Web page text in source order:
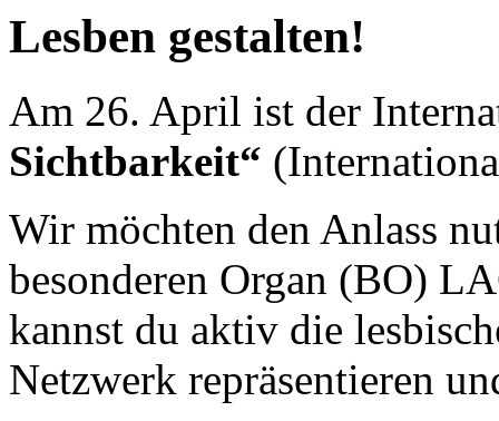
Lesben gestalten!
Am 26. April ist der
Sichtbarkeit“
Wir möchten den Anlass
besonderen Organ (BO)
kannst du aktiv die
Netzwerk repräsentieren